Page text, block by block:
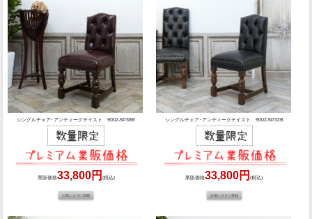
シングルチェア･アンティークテイスト 9002-5P38B
業販価格33,800円 (税込)
シングルチェア･アンティークテイスト 9002-5P32B
業販価格33,800円(税込)